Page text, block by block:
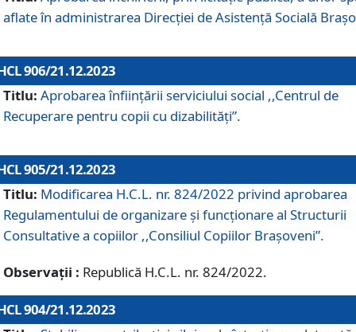
aflate în administrarea Direcției de Asistență Socială
906/21.12.2023
Titlu: Aprobarea înființării serviciului social ,,Centrul de
Recuperare pentru copii cu dizabilități”.
905/21.12.2023
Titlu: Modificarea H.C.L. nr. 824/2022 privind aprobarea
Regulamentului de organizare şi funcţionare al Structurii
Consultative a copiilor ,,Consiliul Copiilor Braşoveni”.
Observații : Republică H.C.L. nr. 824/2022.
904/21.12.2023